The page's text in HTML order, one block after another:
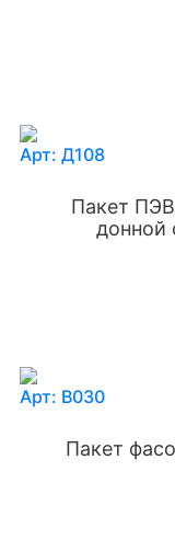
Арт: Д108
Пакет
донной
Арт: В030
Пакет